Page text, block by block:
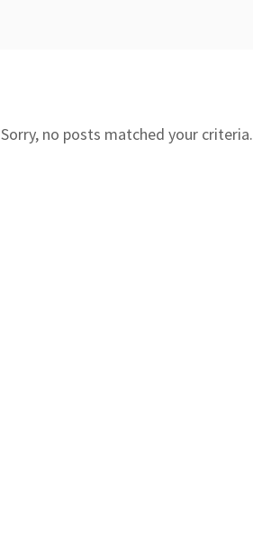
Sorry, no posts matched your criteria.